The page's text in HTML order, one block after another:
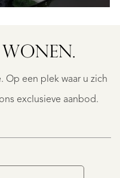
WONEN.
Op een plek waar u zich
exclusieve aanbod.
BERGERAC
€